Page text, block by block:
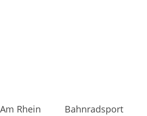
Am Rhein Bahnradsport